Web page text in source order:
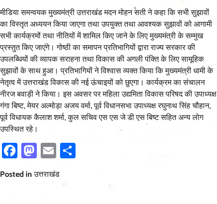
मीडिया समन्वयक मुख्यमंत्री उत्तराखंड मदन मोहन सती ने कहा कि सभी सुझावों
का विस्तृत अध्ययन किया जाएगा तथा उपयुक्त तथा आवश्यक सुझावों को आगामी
सभी कार्यक्रमों तथा नीतियों में शामिल किए जाने के लिए मुख्यमंत्री के सम्मुख
प्रस्तुत किए जाएंगे। गोष्ठी का समापन प्रतिभागियों द्वारा राज्य सरकार की
उपलब्धियों की व्यापक सराहना तथा विकास की अगली पंक्ति के लिए सामूहिक
सुझावों के साथ हुआ। प्रतिभागियों ने विश्वास व्यक्त किया कि मुख्यमंत्री धामी के
नेतृत्व में उत्तराखंड विकास की नई ऊंचाइयों को छुएगा। कार्यक्रम का संचालन
नीरज बवाड़ी ने किया। इस अवसर पर महिला उद्यमिता विकास परिषद की उपाध्यक्ष
गंगा बिष्ट, मेयर अल्मोड़ा अजय वर्मा, पूर्व विधानसभा उपाध्यक्ष रघुनाथ सिंह चौहान,
पूर्व विधायक कैलाश शर्मा, कुल सचिव एस एस जे डी एस बिष्ट सहित अन्य लोग
उपस्थित रहे।
Facebook
Mastodon
Email
Posted inउत्तराखंड